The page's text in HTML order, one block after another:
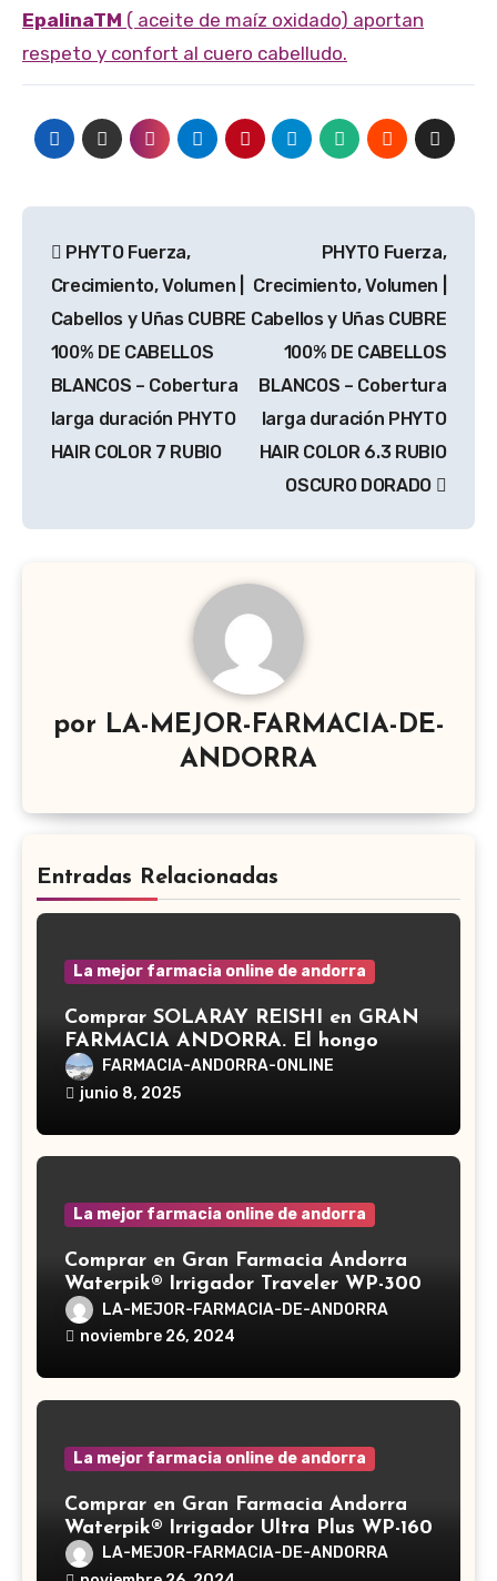
EpalinaTM ( aceite de maíz oxidado) aportan
respeto y confort al cuero cabelludo.
de
entradas
PHYTO Fuerza,
Crecimiento, Volumen |
Cabellos y Uñas CUBRE
100% DE CABELLOS
BLANCOS – Cobertura
larga duración PHYTO
HAIR COLOR 7 RUBIO
PHYTO Fuerza,
Crecimiento, Volumen |
Cabellos y Uñas CUBRE
100% DE CABELLOS
BLANCOS – Cobertura
larga duración PHYTO
HAIR COLOR 6.3 RUBIO
OSCURO DORADO
por LA-MEJOR-FARMACIA-DE-
ANDORRA
Entradas Relacionadas
La mejor farmacia online de andorra
Comprar SOLARAY REISHI en GRAN
FARMACIA ANDORRA. El hongo
Reishi, cuyo nombre científico es
Ganoderma lucidum, es un hongo
en la medicina tradicional asiática
FARMACIA-ANDORRA-ONLINE
junio 8, 2025
La mejor farmacia online de andorra
Comprar en Gran Farmacia Andorra
Waterpik® Irrigador Traveler WP-300
LA-MEJOR-FARMACIA-DE-ANDORRA
noviembre 26, 2024
La mejor farmacia online de andorra
Comprar en Gran Farmacia Andorra
Waterpik® Irrigador Ultra Plus WP-160
LA-MEJOR-FARMACIA-DE-ANDORRA